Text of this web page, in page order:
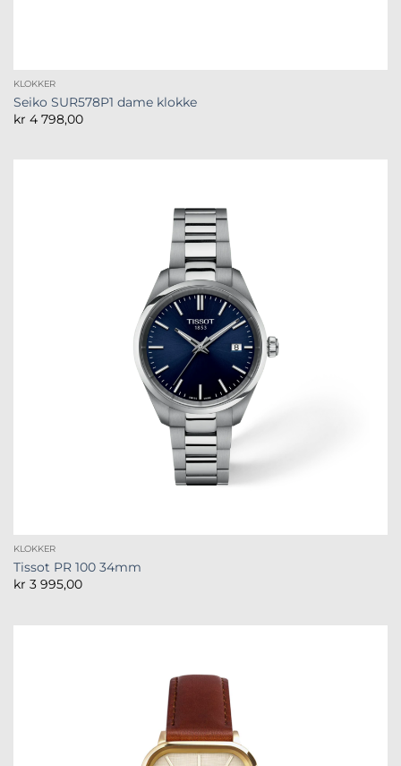
KLOKKER
Seiko SUR578P1 dame klokke
kr 4 798,00
KLOKKER
Tissot PR 100 34mm
kr 3 995,00